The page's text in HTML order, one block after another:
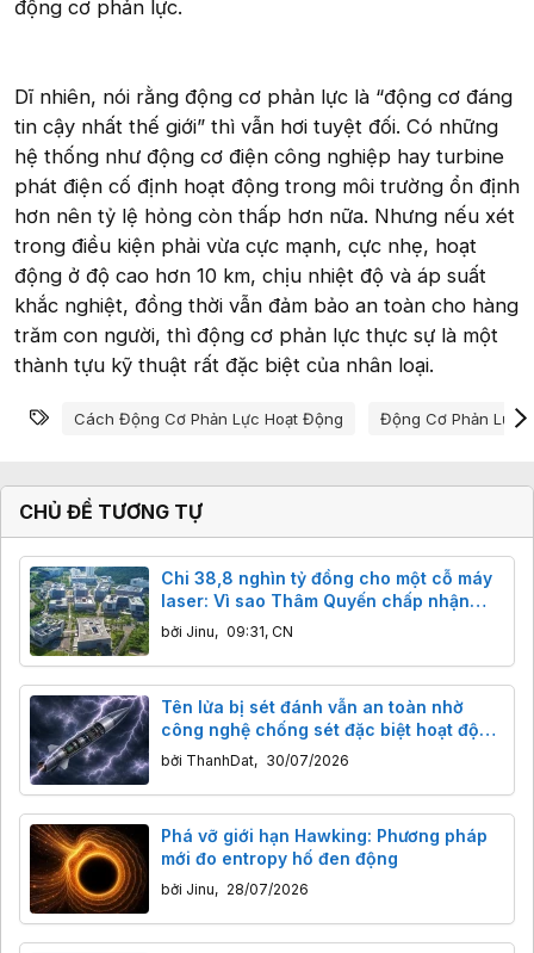
động cơ phản lực.
Dĩ nhiên, nói rằng động cơ phản lực là “động cơ đáng
tin cậy nhất thế giới” thì vẫn hơi tuyệt đối. Có những
hệ thống như động cơ điện công nghiệp hay turbine
phát điện cố định hoạt động trong môi trường ổn định
hơn nên tỷ lệ hỏng còn thấp hơn nữa. Nhưng nếu xét
trong điều kiện phải vừa cực mạnh, cực nhẹ, hoạt
động ở độ cao hơn 10 km, chịu nhiệt độ và áp suất
khắc nghiệt, đồng thời vẫn đảm bảo an toàn cho hàng
trăm con người, thì động cơ phản lực thực sự là một
thành tựu kỹ thuật rất đặc biệt của nhân loại.
Từ khóa
Cách Động Cơ Phản Lực Hoạt Động Động Cơ Phản Lực
CHỦ ĐỀ TƯƠNG TỰ
Chi 38,8 nghìn tỷ đồng cho một cỗ máy
laser: Vì sao Thâm Quyến chấp nhận
"mài kiếm" cả trăm năm
bởi Jinu, 09:31, CN
Tên lửa bị sét đánh vẫn an toàn nhờ
công nghệ chống sét đặc biệt hoạt động
ra sao?
bởi ThanhDat, 30/07/2026
Phá vỡ giới hạn Hawking: Phương pháp
mới đo entropy hố đen động
bởi Jinu, 28/07/2026